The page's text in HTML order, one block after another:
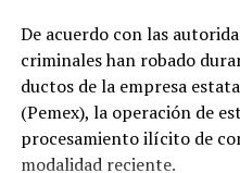
Me gusta esto:
De acuerdo con las
criminales han robado
ductos de la empresa
(Pemex), la operación de
procesamiento ilícito de
modalidad reciente.